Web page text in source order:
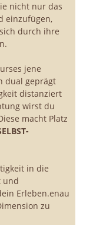
nicht nur das
einzufügen,
durch ihre
jene
dual geprägt
distanziert
wirst du
macht Platz
in die
und
Erleben.enau
zu